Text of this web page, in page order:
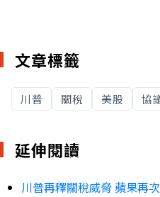
文章標籤
川普 關稅 美股 協
延伸閱讀
川普再釋關稅威脅 蘋果再